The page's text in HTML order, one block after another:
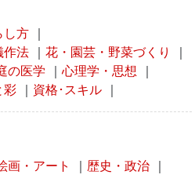
し方 ｜
作法 ｜ 花・園芸・野菜づくり
｜
の医学 ｜ 心理学・思想 ｜
彩 ｜ 資格･スキル ｜
画・アート ｜ 歴史・政治 ｜